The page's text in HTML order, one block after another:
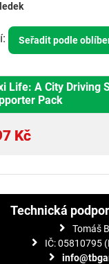
Life: A City Driving
Pack
Kč
Technická
Tomáš
IČ: 05810795